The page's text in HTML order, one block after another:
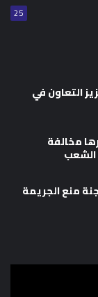
25
التعاون في
مخالفة
تشارك في أعمال الدورة الـ35 للجنة منع الجريمة